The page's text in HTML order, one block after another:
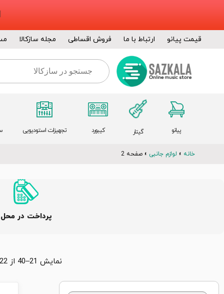
قیمت پیانو ارتباط با ما فروش اقساطی مجله سازکالا
پیانو گیتار کیبورد تجهیزات استودیویی
خانه » لوازم جانبی »صفحه 2
پرداخت در محل
نمایش 21–40 از 1322 محصول